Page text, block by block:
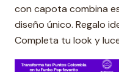
con capota combina
diseño único. Regalo
Completa tu look y